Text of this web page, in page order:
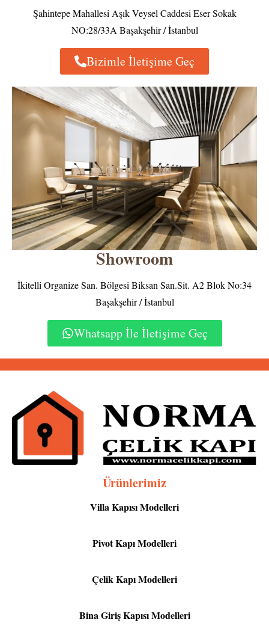
Şahintepe Mahallesi Aşık Veysel Caddesi Eser Sokak
NO:28/33A Başakşehir / İstanbul
Bizimle İletişime Geç
Showroom
İkitelli Organize San. Bölgesi Biksan San.Sit. A2 Blok No:34
Başakşehir / İstanbul
Whatsapp İle İletişime Geç
Ürünlerimiz
Villa Kapısı Modelleri
Pivot Kapı Modelleri
Çelik Kapı Modelleri
Bina Giriş Kapısı Modelleri